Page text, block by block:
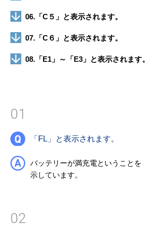
06.「C５」と表示されます。
07.「C６」と表示されます。
08.「E1」～「E3」と表示されます。
01
「FL」と表示されます。
バッテリーが満充電ということを
示しています。
02